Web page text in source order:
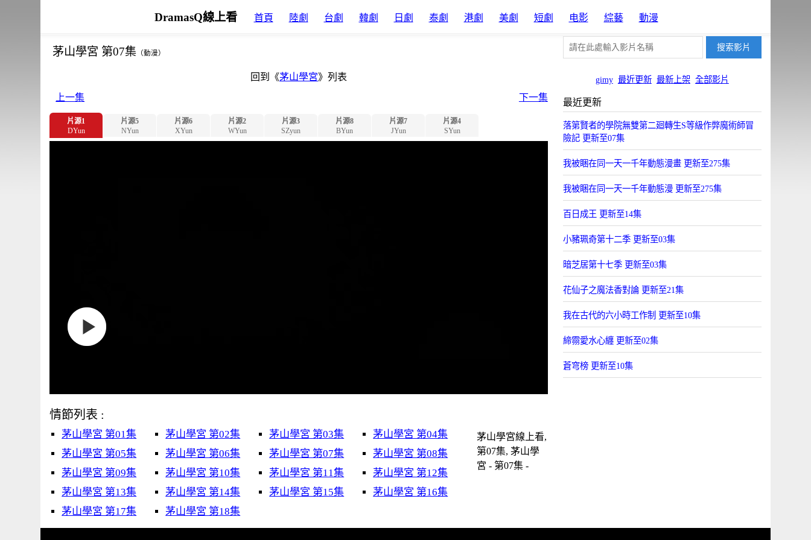
DramasQ線上看 首頁 陸劇 台劇 韓劇 日劇 泰劇 港劇 美劇 短劇 电影 綜藝 動漫
gimy 最近更新 最新上架 全部影片
茅山學宮 第07集 （動漫）
回到《茅山學宮》列表
上一集
下一集
片源1
DYun
片源5
NYun
片源6
XYun
片源2
WYun
片源3
SZyun
片源8
BYun
片源7
JYun
片源4
SYun
情節列表 :
茅山學宮 第01集 茅山學宮 第02集 茅山學宮 第03集
茅山學宮 第04集
茅山學宮 第05集
茅山學宮 第06集 茅山學宮 第07集
茅山學宮 第08集
茅山學宮 第09集
茅山學宮 第10集 茅山學宮 第11集
茅山學宮 第12集
茅山學宮 第13集
茅山學宮 第14集 茅山學宮 第15集
茅山學宮 第16集
茅山學宮 第17集
茅山學宮 第18集
茅山學宮線上看,
第07集, 茅山學
宮 - 第07集 -
最近更新
落第賢者的學院無雙第二廻轉生S等級作弊魔術師冒
險記 更新至07集
我被睏在同一天一千年動態漫畫 更新至275集
我被睏在同一天一千年動態漫 更新至275集
百日成王 更新至14集
小豬珮奇第十二季 更新至03集
暗芝居第十七季 更新至03集
花仙子之魔法香對論 更新至21集
我在古代的六小時工作制 更新至10集
締霛愛水心纏 更新至02集
蒼穹榜 更新至10集